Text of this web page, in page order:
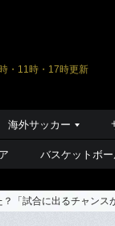
・11時・17時更新
海外サッカー
バスケットボ
「試合に出るチャン